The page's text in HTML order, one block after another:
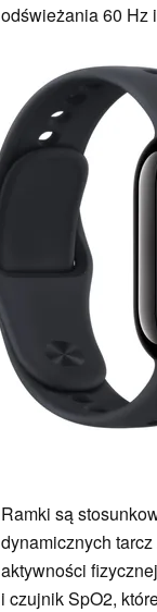
odświeżania 60 Hz
Ramki są
dynamicznych
aktywności
i czujnik SpO2,